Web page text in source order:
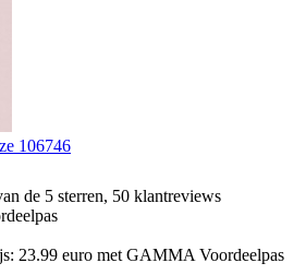
106746
de 5 sterren, 50 klantreviews
23.99 euro met GAMMA Voordeelpas